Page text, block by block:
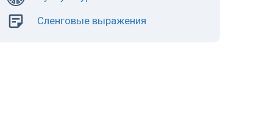
Сленговые выражения